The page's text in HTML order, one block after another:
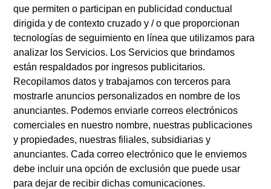
que permiten o participan en publicidad conductual
dirigida y de contexto cruzado y / o que proporcionan
tecnologías de seguimiento en línea que utilizamos para
analizar los Servicios. Los Servicios que brindamos
están respaldados por ingresos publicitarios.
Recopilamos datos y trabajamos con terceros para
mostrarle anuncios personalizados en nombre de los
anunciantes. Podemos enviarle correos electrónicos
comerciales en nuestro nombre, nuestras publicaciones
y propiedades, nuestras filiales, subsidiarias y
anunciantes. Cada correo electrónico que le enviemos
debe incluir una opción de exclusión que puede usar
para dejar de recibir dichas comunicaciones.